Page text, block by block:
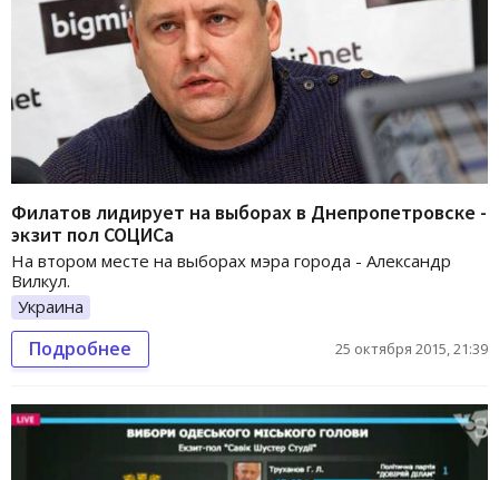
Филатов лидирует на выборах в Днепропетровске -
экзит пол СОЦИСа
На втором месте на выборах мэра города - Александр
Вилкул.
Украина
Подробнее 25 октября 2015, 21:39